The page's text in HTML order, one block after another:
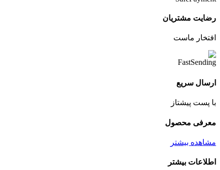
رضایت مشتریان
افتخار ماست
ارسال سریع
با پست پیشتاز
معرفی محصول
مشاهده بیشتر
اطلاعات بیشتر